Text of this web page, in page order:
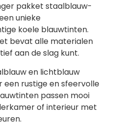
pakket staalblauw-
unieke
koele blauwtinten.
bevat alle materialen
aan de slag kunt.
en lichtblauw
rustige en sfeervolle
passen mooi
of interieur met